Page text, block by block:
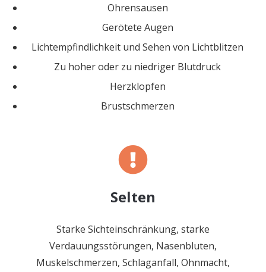
Ohrensausen
Gerötete Augen
Lichtempfindlichkeit und Sehen von Lichtblitzen
Zu hoher oder zu niedriger Blutdruck
Herzklopfen
Brustschmerzen
Selten
Starke Sichteinschränkung, starke
Verdauungsstörungen, Nasenbluten,
Muskelschmerzen, Schlaganfall, Ohnmacht,